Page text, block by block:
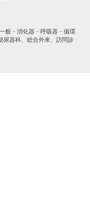
般・消化器・呼吸器・循環
尿器科、総合外来、訪問診